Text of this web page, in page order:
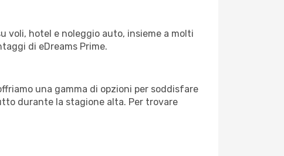
voli, hotel e noleggio auto, insieme a molti
di eDreams Prime.
una gamma di opzioni per soddisfare
durante la stagione alta. Per trovare